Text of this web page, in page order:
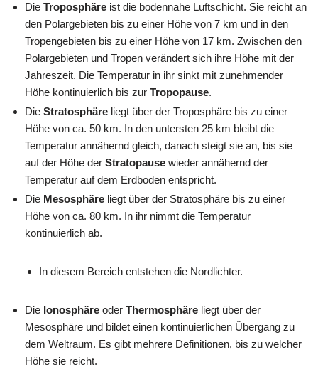
Die Troposphäre ist die bodennahe Luftschicht. Sie reicht an
den Polargebieten bis zu einer Höhe von 7 km und in den
Tropengebieten bis zu einer Höhe von 17 km. Zwischen den
Polargebieten und Tropen verändert sich ihre Höhe mit der
Jahreszeit. Die Temperatur in ihr sinkt mit zunehmender
Höhe kontinuierlich bis zur Tropopause.
Die Stratosphäre liegt über der Troposphäre bis zu einer
Höhe von ca. 50 km. In den untersten 25 km bleibt die
Temperatur annähernd gleich, danach steigt sie an, bis sie
auf der Höhe der Stratopause wieder annähernd der
Temperatur auf dem Erdboden entspricht.
Die Mesosphäre liegt über der Stratosphäre bis zu einer
Höhe von ca. 80 km. In ihr nimmt die Temperatur
kontinuierlich ab.
In diesem Bereich entstehen die Nordlichter.
Die Ionosphäre oder Thermosphäre liegt über der
Mesosphäre und bildet einen kontinuierlichen Übergang zu
dem Weltraum. Es gibt mehrere Definitionen, bis zu welcher
Höhe sie reicht.